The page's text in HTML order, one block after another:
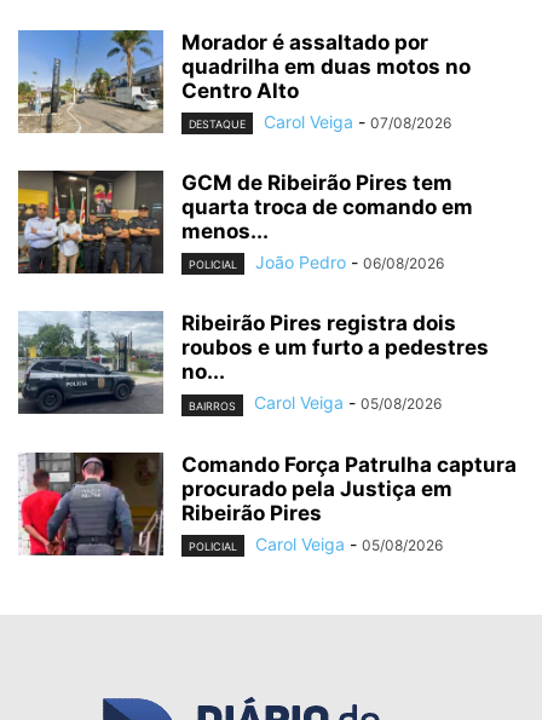
Morador é assaltado por
quadrilha em duas motos no
Centro Alto
DESTAQUE Carol Veiga - 07/08/2026
GCM de Ribeirão Pires tem
quarta troca de comando em
menos...
POLICIAL João Pedro - 06/08/2026
Ribeirão Pires registra dois
roubos e um furto a pedestres
no...
BAIRROS Carol Veiga - 05/08/2026
Comando Força Patrulha captura
procurado pela Justiça em
Ribeirão Pires
POLICIAL Carol Veiga - 05/08/2026